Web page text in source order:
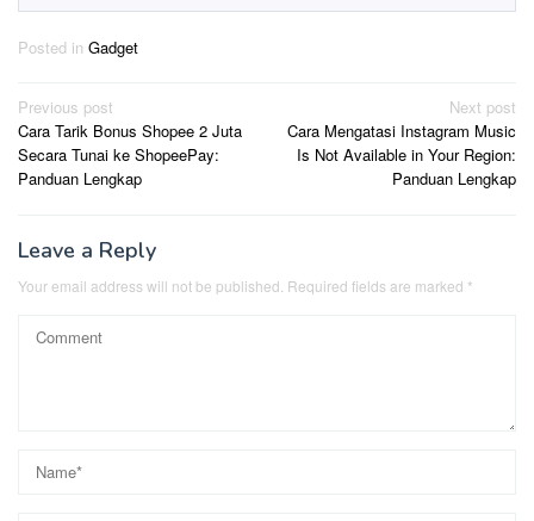
Posted in Gadget
Post
navigation
Previous post
Cara Tarik Bonus Shopee 2 Juta
Secara Tunai ke ShopeePay:
Panduan Lengkap
Next post
Cara Mengatasi Instagram Music
Is Not Available in Your Region:
Panduan Lengkap
Leave a Reply
Your email address will not be published. Required fields are marked *